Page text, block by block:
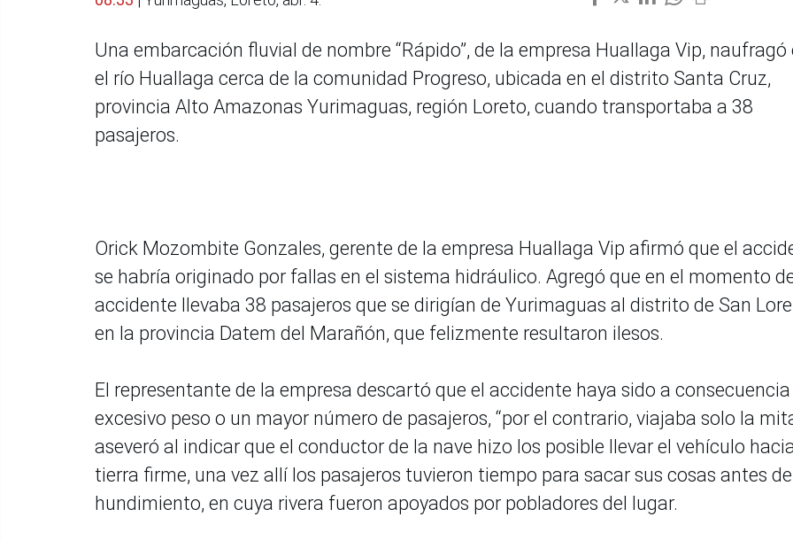
Una embarcación fluvial de nombre “Rápido”, de la empresa Huallaga Vip, naufragó
el río Huallaga cerca de la comunidad Progreso, ubicada en el distrito Santa Cruz,
provincia Alto Amazonas Yurimaguas, región Loreto, cuando transportaba a 38
pasajeros.
Orick Mozombite Gonzales, gerente de la empresa Huallaga Vip afirmó que el
se habría originado por fallas en el sistema hidráulico. Agregó que en el momento
accidente llevaba 38 pasajeros que se dirigían de Yurimaguas al distrito de San
en la provincia Datem del Marañón, que felizmente resultaron ilesos.
El representante de la empresa descartó que el accidente haya sido a
excesivo peso o un mayor número de pasajeros, “por el contrario, viajaba solo la
aseveró al indicar que el conductor de la nave hizo los posible llevar el vehículo
tierra firme, una vez allí los pasajeros tuvieron tiempo para sacar sus cosas antes
hundimiento, en cuya rivera fueron apoyados por pobladores del lugar.